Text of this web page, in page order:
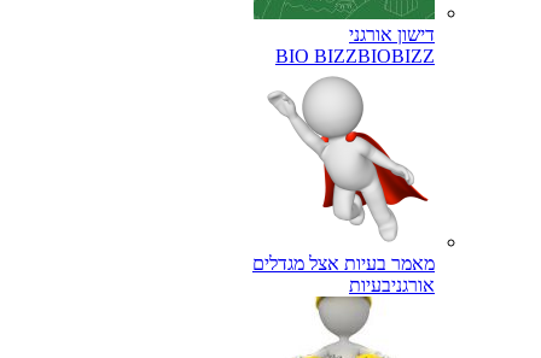
דישון אורגני
BIO BIZZBIOBIZZ
מאמר בעיות אצל מגדלים
אורגניבעיות